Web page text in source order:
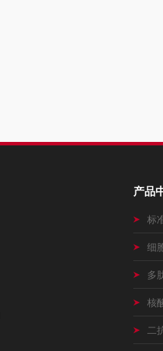
产品
标
细
多
核
二